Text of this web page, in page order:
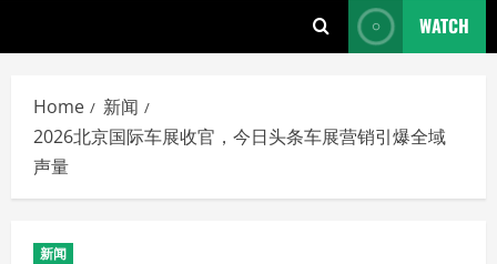
WATCH
Home
新闻
2026北京国际车展收官，今日头条车展营销引爆全域
声量
新闻